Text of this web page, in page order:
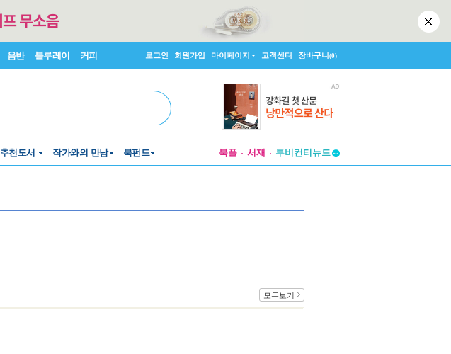
음반 블루레이 커피 로그인 회원가입 마이페이지 고객센터 장바구니(0)
추천도서 작가와의 만남 북펀드 북플 서재
투비컨티뉴드
모두보기